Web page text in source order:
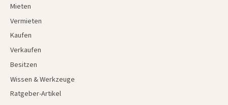
Mieten
Vermieten
Kaufen
Verkaufen
Besitzen
Wissen & Werkzeuge
Ratgeber-Artikel